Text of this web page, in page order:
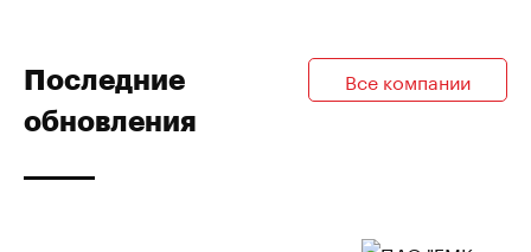
Последние
обновления
Все компании